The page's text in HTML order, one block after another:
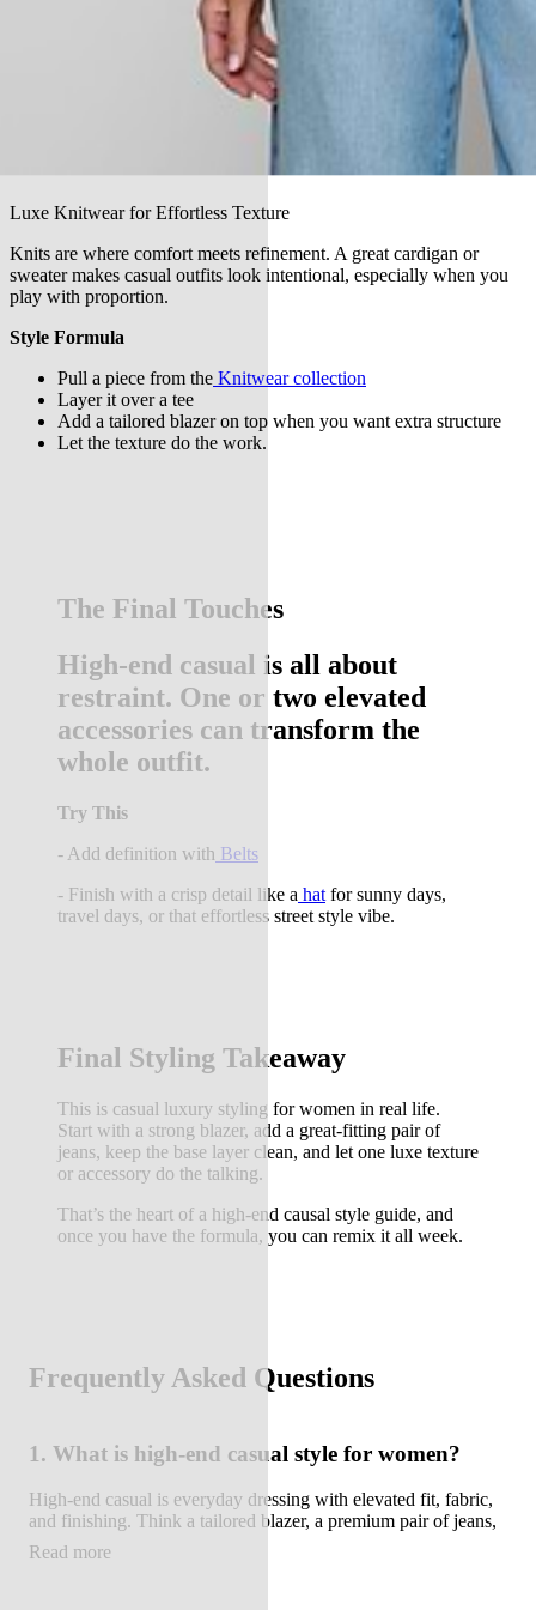
Luxe Knitwear for Effortless Texture
Knits are where comfort meets refinement. A great cardigan or
sweater makes casual outfits look intentional, especially when you
play with proportion.
Style Formula
Pull a piece from the Knitwear collection
Layer it over a tee
Add a tailored blazer on top when you want extra structure
Let the texture do the work.
The Final Touches
High-end casual is all about
restraint. One or two elevated
accessories can transform the
whole outfit.
Try This
- Add definition with Belts
- Finish with a crisp detail like a hat for sunny days,
travel days, or that effortless street style vibe.
Final Styling Takeaway
This is casual luxury styling for women in real life.
Start with a strong blazer, add a great-fitting pair of
jeans, keep the base layer clean, and let one luxe texture
or accessory do the talking.
That’s the heart of a high-end causal style guide, and
once you have the formula, you can remix it all week.
Frequently Asked Questions
1. What is high-end casual style for women?
High-end casual is everyday dressing with elevated fit, fabric,
and finishing. Think a tailored blazer, a premium pair of jeans,
and clean base layers that look intentional.
Read more